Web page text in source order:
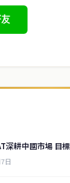
深耕中國市場 目
日